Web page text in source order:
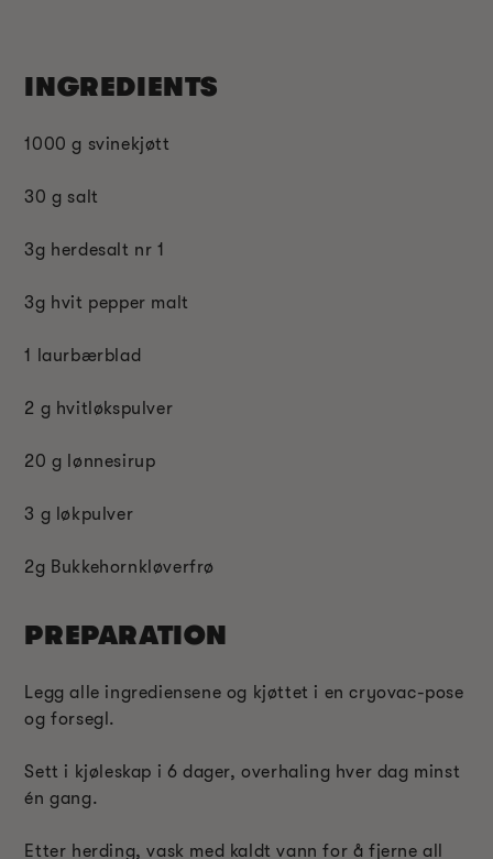
INGREDIENTS
1000 g svinekjøtt
30 g salt
3g herdesalt nr 1
3g hvit pepper malt
1 laurbærblad
2 g hvitløkspulver
20 g lønnesirup
3 g løkpulver
2g Bukkehornkløverfrø
PREPARATION
Legg alle ingrediensene og kjøttet i en cryovac-pose
og forsegl.
Sett i kjøleskap i 6 dager, overhaling hver dag minst
én gang.
Etter herding, vask med kaldt vann for å fjerne all